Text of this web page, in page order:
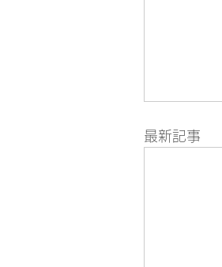
最新記事